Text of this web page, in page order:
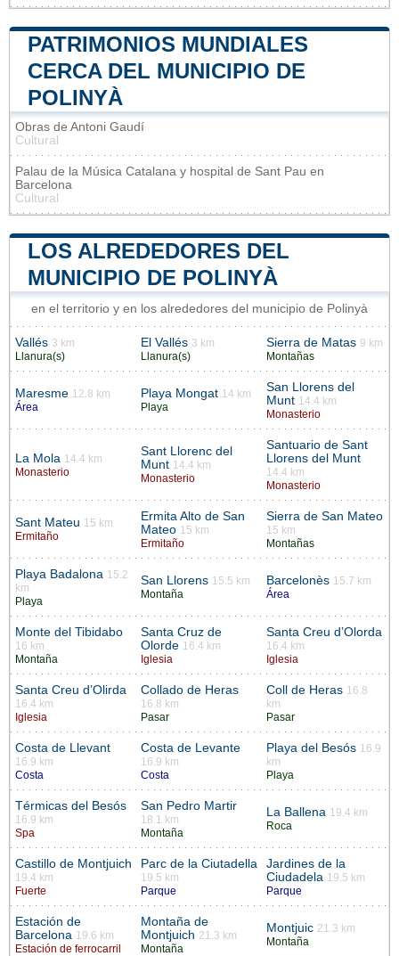
PATRIMONIOS MUNDIALES
CERCA DEL MUNICIPIO DE
POLINYÀ
Obras de Antoni Gaudí
Cultural
Palau de la Música Catalana y hospital de Sant Pau en
Barcelona
Cultural
LOS ALREDEDORES DEL
MUNICIPIO DE POLINYÀ
en el territorio y en los alrededores del municipio de Polinyà
Vallés 3 km
Llanura(s)
El Vallés 3 km
Llanura(s)
Sierra de Matas 9 km
Montañas
Maresme 12.8 km
Área
Playa Mongat 14 km
Playa
San Llorens del
Munt 14.4 km
Monasterio
La Mola 14.4 km
Monasterio
Sant Llorenc del
Munt 14.4 km
Monasterio
Santuario de Sant
Llorens del Munt
14.4 km
Monasterio
Sant Mateu 15 km
Ermitaño
Ermita Alto de San
Mateo 15 km
Ermitaño
Sierra de San Mateo
15 km
Montañas
Playa Badalona 15.2
km
Playa
San Llorens 15.5 km
Montaña
Barcelonès 15.7 km
Área
Monte del Tibidabo
16 km
Montaña
Santa Cruz de
Olorde 16.4 km
Iglesia
Santa Creu d’Olorda
16.4 km
Iglesia
Santa Creu d’Olirda
16.4 km
Iglesia
Collado de Heras
16.8 km
Pasar
Coll de Heras 16.8
km
Pasar
Costa de Llevant
16.9 km
Costa
Costa de Levante
16.9 km
Costa
Playa del Besós 16.9
km
Playa
Térmicas del Besós
16.9 km
Spa
San Pedro Martir
18.1 km
Montaña
La Ballena 19.4 km
Roca
Castillo de Montjuich
19.4 km
Fuerte
Parc de la Ciutadella
19.5 km
Parque
Jardines de la
Ciudadela 19.5 km
Parque
Estación de
Barcelona 19.6 km
Estación de ferrocarril
Montaña de
Montjuich 21.3 km
Montaña
Montjuic 21.3 km
Montaña